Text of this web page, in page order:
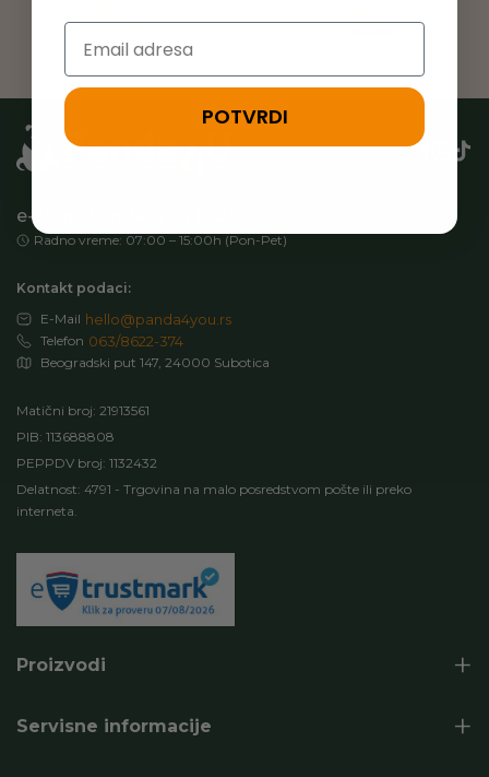
e-Shop: Panda4you D.O.O.
Radno vreme: 07:00 – 15:00h (Pon-Pet)
Kontakt podaci:
E-Mail hello@panda4you.rs
Telefon 063/8622-374
Beogradski put 147, 24000 Subotica
Matični broj: 21913561
PIB: 113688808
PEPPDV broj: 1132432
Delatnost: 4791 - Trgovina na malo posredstvom pošte ili preko
interneta.
Proizvodi
Servisne informacije
Email
POTVRDI